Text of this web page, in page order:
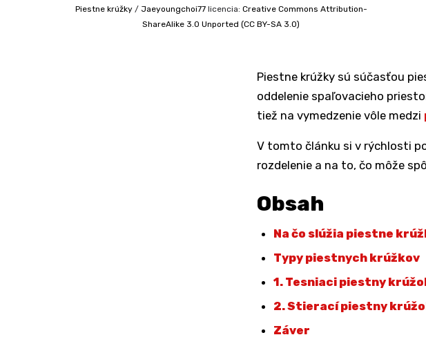
Piestne krúžky / Jaeyoungchoi77 licencia: Creative Commons Attribution-
ShareAlike 3.0 Unported (CC BY-SA 3.0)
Piestne krúžky sú súčasťou
oddelenie spaľovacieho
tiež na vymedzenie vôle medzi
V tomto článku si v rýchlosti
rozdelenie a na to, čo môže
Obsah
Na čo slúžia piestne
Typy piestnych krúžkov
1. Tesniaci piestny
2. Stierací piestny
Záver